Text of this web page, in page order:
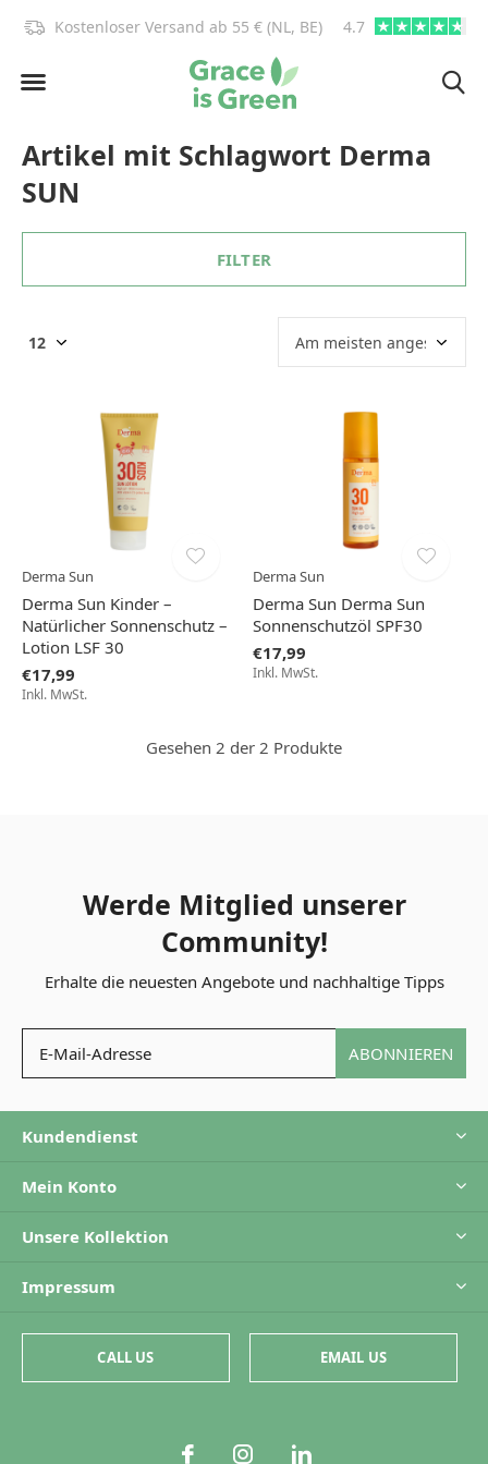
Kostenloser Versand ab 55 € (NL, BE) 4.7
Artikel mit Schlagwort Derma
SUN
FILTER
Derma Sun
Derma Sun Kinder –
Natürlicher Sonnenschutz –
Lotion LSF 30
€17,99
Inkl. MwSt.
Derma Sun
Derma Sun Derma Sun
Sonnenschutzöl SPF30
€17,99
Inkl. MwSt.
Gesehen 2 der 2 Produkte
Werde Mitglied unserer
Community!
Erhalte die neuesten Angebote und nachhaltige Tipps
ABONNIEREN
Kundendienst
Mein Konto
Unsere Kollektion
Impressum
CALL US EMAIL US